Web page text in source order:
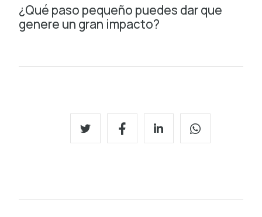
¿Qué paso pequeño puedes dar que
genere un gran impacto?